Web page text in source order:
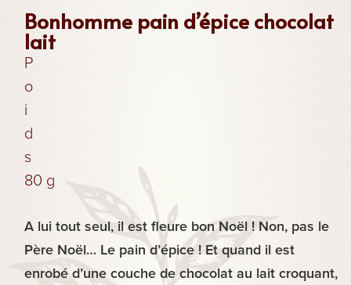
Coffrets
Boites
Les
Biscuits
Les
Plaisirs
Sucrés
Bonhomme pain d’épice chocolat
lait
P
o
i
d
s
80 g
A lui tout seul, il est fleure bon Noël ! Non, pas le
Père Noël… Le pain d’épice ! Et quand il est
enrobé d’une couche de chocolat au lait croquant,